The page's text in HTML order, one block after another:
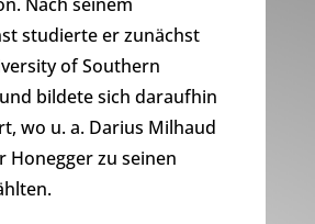
studierte er zunächst
of Southern
bildete sich daraufhin
wo u. a. Darius Milhaud
Honegger zu seinen